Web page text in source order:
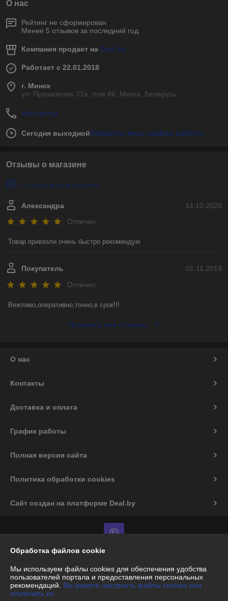
О нас
Рейтинг не сформирован
Менее 5 отзывов за последний год
Компания продает на Deal.by
Работает с 22.01.2018
г. Минск
ул. Прушинских 31а, пом 86, Минск, Беларусь
Контакты
Сегодня выходнойПоказать весь график работы
Отзывы о магазине
4 отзывов за всё время
14.10.2020
Александра
Отлично
Товар привезли очень быстро рекомендую
01.11.2019
Покупатель
Отлично
Вежливо,оперативно,точно,в срок!!!
Показать все отзывы
О нас
Контакты
Доставка и оплата
График работы
Полная версия сайта
Политика обработки cookies
Сайт создан на платформе Deal.by
Информация для покупателя
Юридическое лицо: ООО "ЛЕКСИТРЕЙД"
220112, г. Минск ул.Прушинских 31а, пом 86
Обработка файлов cookie
Мы используем файлы cookies для обеспечения удобства
пользователей портала и предоставления персональных
рекомендаций. Вы можете настроить файлы cookies или
отключить их.